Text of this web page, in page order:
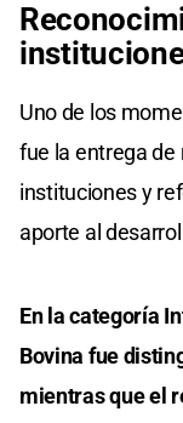
Uno de los
fue la entrega
instituciones y
aporte al
En la categoría
Bovina fue
mientras que el